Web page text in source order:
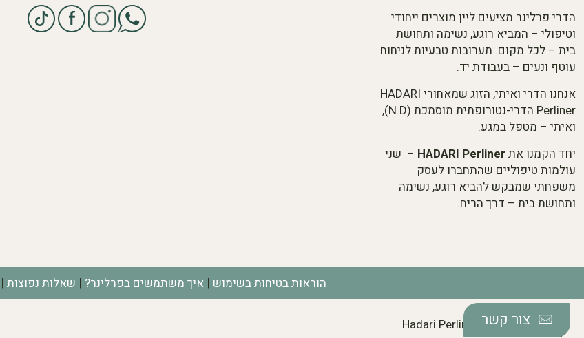
הדרי פרלינר מציעים ליין מוצרים ייחודי
וטיפולי – המביא רוגע, נשימה ותחושת
בית – לכל מקום. תערובות טבעיות לניחוח
עוטף ונעים – בעבודת יד.
אנחנו הדרי ואיתי, הזוג שמאחורי HADARI
Perliner הדרי-נטורופתית מוסמכת (N.D),
ואיתי – מטפל במגע.
יחד הקמנו את HADARI Perliner – שני
עולמות טיפוליים שהתחברו לעסק
משפחתי שמבקש להביא רוגע, נשימה
ותחושת בית – דרך הריח.
הוראות בטיחות בשימוש |איך משתמשים בפרלינר? | שאלות נפוצות |
Hadari Perliner © 2025
צור קשר